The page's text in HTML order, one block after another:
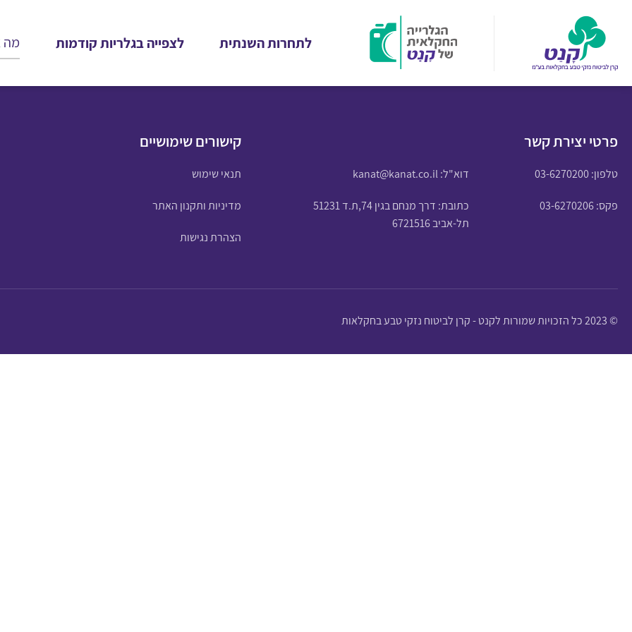
לתחרות השנתית לצפייה בגלריות קודמות
פרטי יצירת קשר
טלפון:03-6270200 דוא"ל:kanat@kanat.co.il
פקס: 03-6270206
כתובת: דרך מנחם בגין 74,ת.ד 51231
תל-אביב 6721516
קישורים שימושיים
תנאי שימוש
מדיניות ותקנון האתר
הצהרת נגישות
© 2023 כל הזכויות שמורות לקנט - קרן לביטוח נזקי טבע בחקלאות